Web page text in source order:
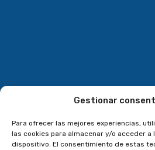
Gestionar
Para ofrecer las mejores experiencias,
las cookies para almacenar y/o acceder a
dispositivo. El consentimiento de estas